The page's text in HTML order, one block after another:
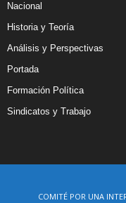
Nacional
Historia y Teoría
Análisis y Perspectivas
Portada
Formación Política
Sindicatos y Trabajo
COMITÉ POR UNA